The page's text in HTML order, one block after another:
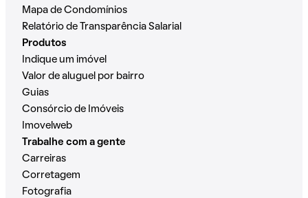
Mapa de Condomínios
Relatório de Transparência Salarial
Produtos
Indique um imóvel
Valor de aluguel por bairro
Guias
Consórcio de Imóveis
Imovelweb
Trabalhe com a gente
Carreiras
Corretagem
Fotografia